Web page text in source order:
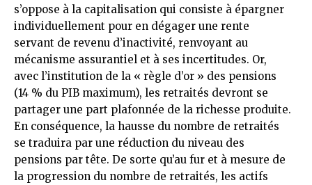
s’oppose à la capitalisation qui consiste à épargner
individuellement pour en dégager une rente
servant de revenu d’inactivité, renvoyant au
mécanisme assurantiel et à ses incertitudes. Or,
avec l’institution de la « règle d’or » des pensions
(14 % du PIB maximum), les retraités devront se
partager une part plafonnée de la richesse produite.
En conséquence, la hausse du nombre de retraités
se traduira par une réduction du niveau des
pensions par tête. De sorte qu’au fur et à mesure de
la progression du nombre de retraités, les actifs